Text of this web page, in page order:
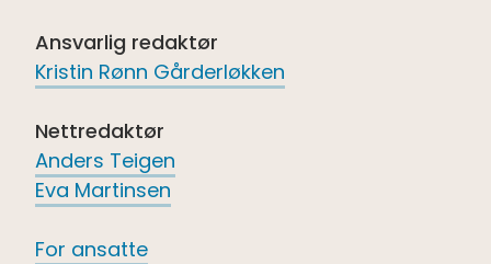
Ansvarlig redaktør
Kristin Rønn Gårderløkken
Nettredaktør
Anders Teigen
Eva Martinsen
For ansatte